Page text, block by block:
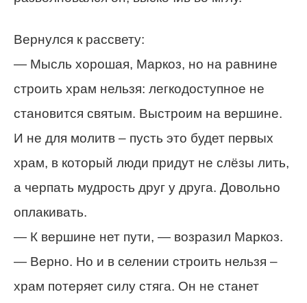
Вернулся к рассвету:
— Мысль хорошая, Маркоз, но на равнине
строить храм нельзя: легкодоступное не
становится святым. Выстроим на вершине.
И не для молитв – пусть это будет первых
храм, в который люди придут не слёзы лить,
а черпать мудрость друг у друга. Довольно
оплакивать.
— К вершине нет пути, — возразил Маркоз.
— Верно. Но и в селении строить нельзя –
храм потеряет силу стяга. Он не станет